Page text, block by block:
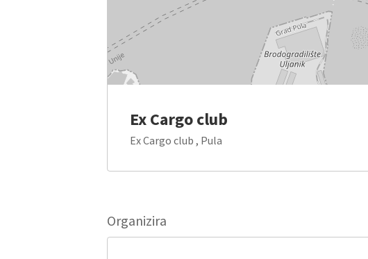
Ex Cargo club
Ex Cargo club , Pula
Organizira